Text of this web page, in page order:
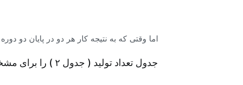
اما وقتی که به نتیجه کار هر دو در پایان دو دوره توجه می کنیم، (ستون آخر
جدول تعداد تولید ( جدول ۲ ) را برای مشخص شدن این پارادوکس ببینید: